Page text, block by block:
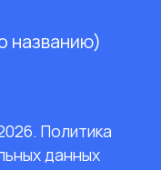
названию)
Политика
данных